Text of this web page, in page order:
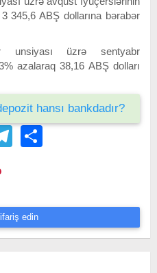
345,6 ABŞ dollarına bərabər
unsiyası üzrə sentyabr
azalaraq 38,16 ABŞ dolları
hansı bankdadır?
Telegram
edin